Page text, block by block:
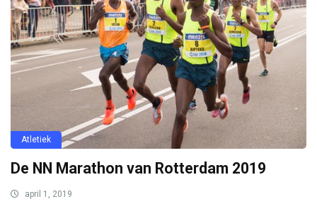
Atletiek
De NN Marathon van Rotterdam 2019
april 1, 2019